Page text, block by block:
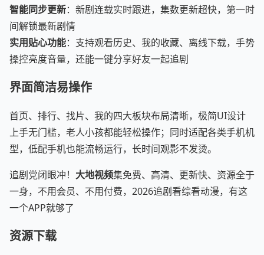
智能同步更新：新剧连载实时跟进，集数更新超快，第一时
间解锁最新剧情
实用贴心功能：支持观看历史、我的收藏、离线下载，手势
操控亮度音量，还能一键分享好友一起追剧
界面简洁易操作
首页、排行、找片、我的四大板块布局清晰，极简UI设计
上手无门槛，老人小孩都能轻松操作；同时适配各类手机机
型，低配手机也能流畅运行，长时间观影不发烫。
追剧党闭眼冲！ 大地视频集免费、高清、更新快、资源全于
一身，不用会员、不用付费，2026追剧看综看动漫，有这
一个APP就够了
资源下载